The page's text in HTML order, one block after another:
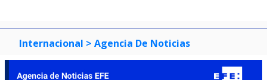
Internacional > Agencia De Noticias